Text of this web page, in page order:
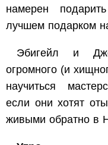
намерен
лучшем подарком
Эбигейл и
огромного (и
научиться
если они хотят
живыми обратно в